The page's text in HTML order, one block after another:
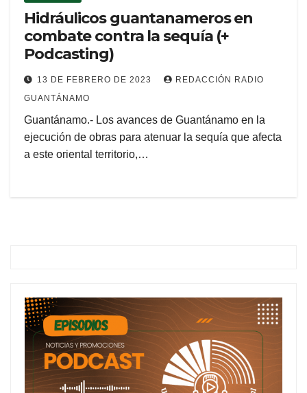
Hidráulicos guantanameros en
combate contra la sequía (+
Podcasting)
13 DE FEBRERO DE 2023
REDACCIÓN RADIO
GUANTÁNAMO
Guantánamo.- Los avances de Guantánamo en la
ejecución de obras para atenuar la sequía que afecta
a este oriental territorio,…